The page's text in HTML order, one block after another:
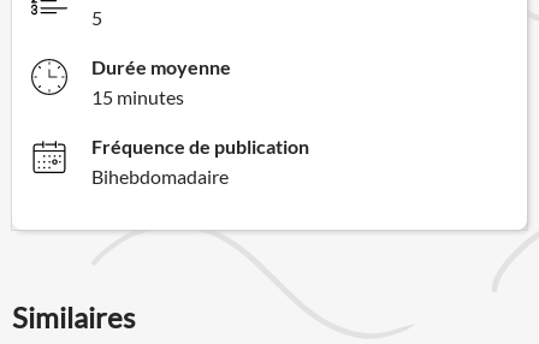
5
Durée moyenne
15 minutes
Fréquence de publication
Bihebdomadaire
Similaires